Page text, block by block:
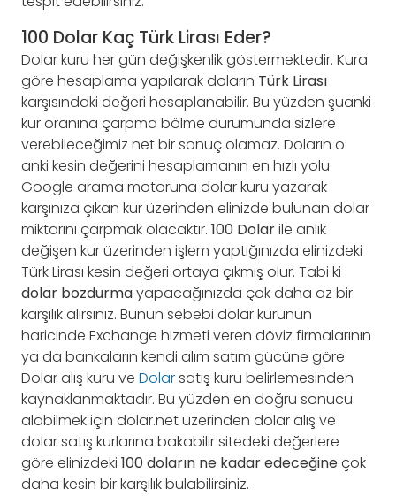
100 Dolar Kaç Türk Lirası Eder?
Dolar kuru her gün değişkenlik göstermektedir. Kura
göre hesaplama yapılarak doların Türk Lirası
karşısındaki değeri hesaplanabilir. Bu yüzden şuanki
kur oranına çarpma bölme durumunda sizlere
verebileceğimiz net bir sonuç olamaz. Doların o
anki kesin değerini hesaplamanın en hızlı yolu
Google arama motoruna dolar kuru yazarak
karşınıza çıkan kur üzerinden elinizde bulunan dolar
miktarını çarpmak olacaktır. 100 Dolarile anlık
değişen kur üzerinden işlem yaptığınızda elinizdeki
Türk Lirası kesin değeri ortaya çıkmış olur. Tabi ki
dolar bozdurmayapacağınızda çok daha az bir
karşılık alırsınız. Bunun sebebi dolar kurunun
haricinde Exchange hizmeti veren döviz firmalarının
ya da bankaların kendi alım satım gücüne göre
Dolar alış kuru ve Dolarsatış kuru belirlemesinden
kaynaklanmaktadır. Bu yüzden en doğru sonucu
alabilmek için dolar.net üzerinden dolar alış ve
dolar satış kurlarına bakabilir sitedeki değerlere
göre elinizdeki 100 doların ne kadar edeceğineçok
daha kesin bir karşılık bulabilirsiniz.